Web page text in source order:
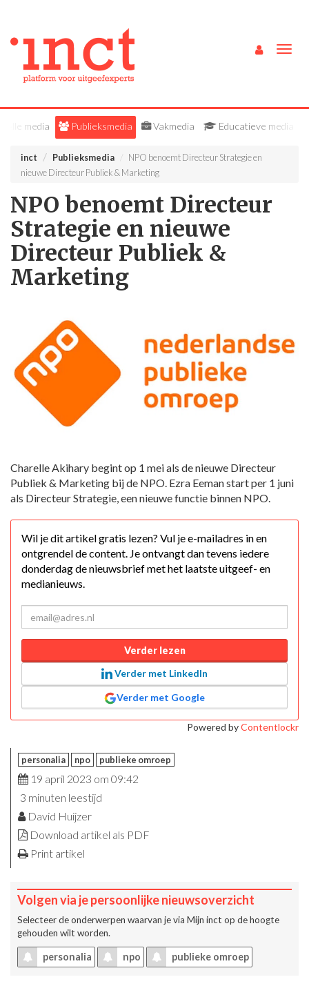
Alle media Publieksmedia Vakmedia Educatieve media
inct Publieksmedia
NPO benoemt Directeur Strategie en
nieuwe Directeur Publiek & Marketing
NPO benoemt Directeur
Strategie en nieuwe
Directeur Publiek &
Marketing
Charelle Akihary begint op 1 mei als de nieuwe Directeur
Publiek & Marketing bij de NPO. Ezra Eeman start per 1 juni
als Directeur Strategie, een nieuwe functie binnen NPO.
Wil je dit artikel gratis lezen? Vul je e-mailadres in en
ontgrendel de content. Je ontvangt dan tevens iedere
donderdag de nieuwsbrief met het laatste uitgeef- en
medianieuws.
Verder lezen
Verder met LinkedIn
Verder met Google
Powered byContentlockr
personalia npo publieke omroep
19 april 2023 om 09:42
3 minuten leestijd
David Huijzer
Download artikel als PDF
Print artikel
Volgen via je persoonlijke nieuwsoverzicht
Selecteer de onderwerpen waarvan je via Mijn inct op de hoogte
gehouden wilt worden.
personalia npo publieke omroep